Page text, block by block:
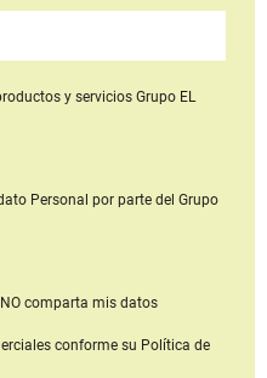
y serviciosGrupo EL
Personal por parte del Grupo
comparta mis datos
conforme su Política de